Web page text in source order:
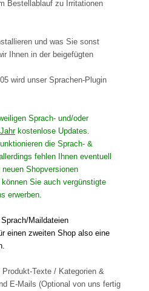
Bestellablauf zu Irritationen
und was Sie sonst
Ihnen in der beigefügten
wird unser Sprachen-Plugin
Sprach- und/oder
kostenlose Updates.
die Sprach- &
fehlen Ihnen eventuell
Shopversionen
Sie auch vergünstigte
erwerben.
Maildateien
einen zweiten Shop also eine
Texte / Kategorien &
E-Mails (Optional von uns fertig